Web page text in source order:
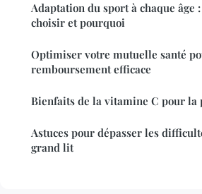
Adaptation du sport à chaque âge
choisir et pourquoi
Optimiser votre mutuelle santé
remboursement efficace
Bienfaits de la vitamine C pour la
Astuces pour dépasser les
grand lit